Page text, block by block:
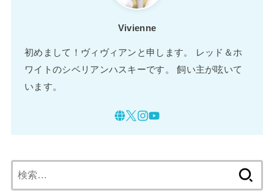
Vivienne
初めまして！ヴィヴィアンと申します。 レッド＆ホ
ワイトのシベリアンハスキーです。 飼い主が呟いて
います。
索: